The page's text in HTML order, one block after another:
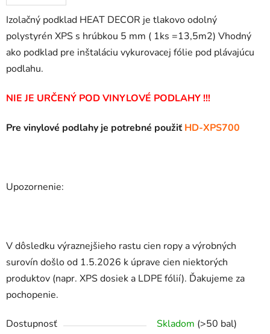
Izolačný podklad HEAT DECOR je tlakovo odolný
polystyrén XPS s hrúbkou 5 mm ( 1ks =13,5m2) Vhodný
ako podklad pre inštaláciu vykurovacej fólie pod plávajúcu
podlahu.
NIE JE URČENÝ POD VINYLOVÉ PODLAHY !!!
Pre vinylové podlahy je potrebné použiť HD-XPS700
Upozornenie:
V dôsledku výraznejšieho rastu cien ropy a výrobných
surovín došlo od 1.5.2026 k úprave cien niektorých
produktov (napr. XPS dosiek a LDPE fólií). Ďakujeme za
pochopenie.
Dostupnosť Skladom (>50 bal)